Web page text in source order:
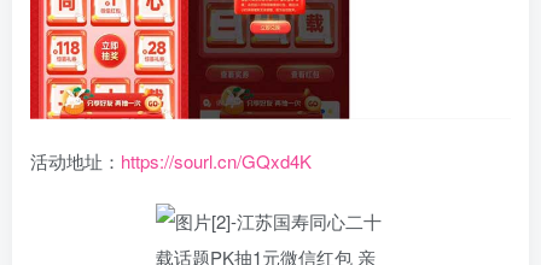
活动地址： https://sourl.cn/GQxd4K